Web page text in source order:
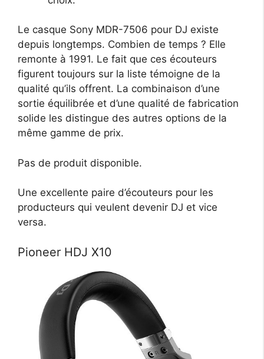
Le casque Sony MDR-7506 pour DJ existe
depuis longtemps. Combien de temps ? Elle
remonte à 1991. Le fait que ces écouteurs
figurent toujours sur la liste témoigne de la
qualité qu’ils offrent. La combinaison d’une
sortie équilibrée et d’une qualité de fabrication
solide les distingue des autres options de la
même gamme de prix.
Pas de produit disponible.
Une excellente paire d’écouteurs pour les
producteurs qui veulent devenir DJ et vice
versa.
Pioneer HDJ X10